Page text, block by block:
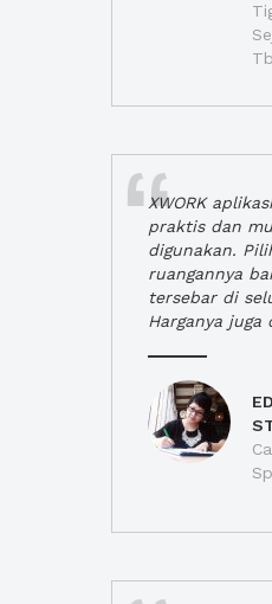
XWORK
praktis dan
digunakan.
ruangannya
tersebar di
Harganya juga